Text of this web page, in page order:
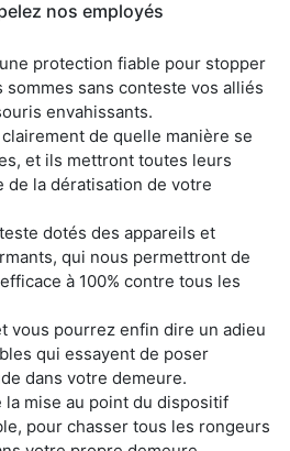
nos employés
protection fiable pour stopper
sans conteste vos alliés
envahissants.
de quelle manière se
et ils mettront toutes leurs
de la dératisation de votre
dotés des appareils et
qui nous permettront de
à 100% contre tous les
vous pourrez enfin dire un adieu
qui essayent de poser
dans votre demeure.
la mise au point du dispositif
pour chasser tous les rongeurs